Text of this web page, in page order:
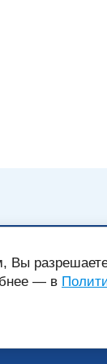
Вы
— в